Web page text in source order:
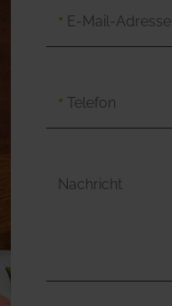
★ E-Mail-Adresse
★ Telefon
Nachricht